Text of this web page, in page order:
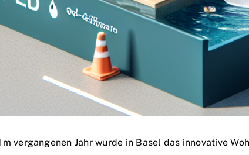
Im vergangenen Jahr wurde in Basel das innovative